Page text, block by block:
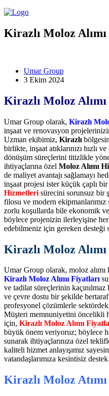
Kirazlı Moloz
Umar Group
3 Ekim 2024
Kirazlı Moloz
Umar Group olarak, Kirazlı
inşaat ve renovasyon
Uzman ekibimiz, Kirazlı
birlikte, inşaat atıklarınızı hızlı
dönüşüm süreçlerini titizlikle
ihtiyaçlarına özel Moloz Alımı
de maliyet avantajı sağlamayı
inşaat projesi ister küçük çaplı
Hizmetleri sürecini sorunsuz bir
filosu ve modern
zorlu koşullarda bile ekonomik
böylece projenizin ilerleyişine
edebilmeniz için gereken desteği
Kirazlı Moloz
Umar Group olarak, moloz
Kirazlı Moloz Alımı Fiyatları
ve tadilat süreçlerinin
ve çevre dostu bir şekilde
profesyonel çözümlerle
Müşteri memnuniyetini öncelikli
için, Kirazlı Moloz Alımı
büyük önem veriyoruz; böylece
sunarak ihtiyaçlarınıza özel
kaliteli hizmet anlayışımız
vatandaşlarımıza kesintisiz
Kirazlı Moloz Atımı